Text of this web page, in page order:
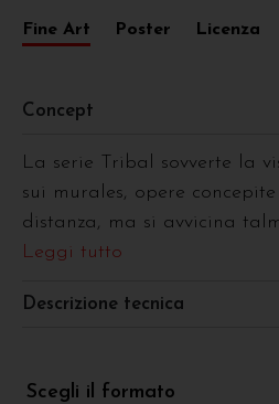
Fine Art Poster Licenza
Concept
La serie Tribal sovverte la
sui murales, opere
distanza, ma si avvicina
Leggi tutto
Descrizione tecnica
Scegli il formato